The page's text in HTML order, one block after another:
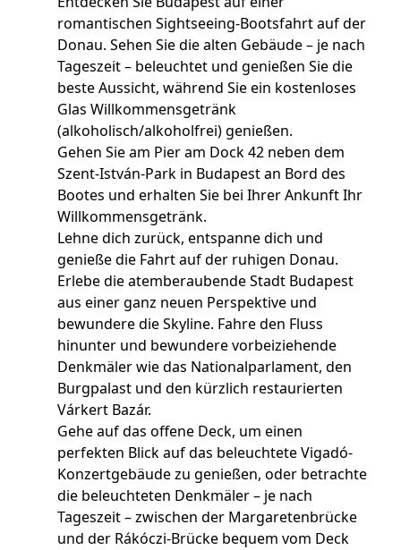
romantischen Sightseeing-Bootsfahrt auf der
Donau. Sehen Sie die alten Gebäude – je nach
Tageszeit – beleuchtet und genießen Sie die
beste Aussicht, während Sie ein kostenloses
Glas Willkommensgetränk
(alkoholisch/alkoholfrei) genießen.
Gehen Sie am Pier am Dock 42 neben dem
Szent-István-Park in Budapest an Bord des
Bootes und erhalten Sie bei Ihrer Ankunft Ihr
Willkommensgetränk.
Lehne dich zurück, entspanne dich und
genieße die Fahrt auf der ruhigen Donau.
Erlebe die atemberaubende Stadt Budapest
aus einer ganz neuen Perspektive und
bewundere die Skyline. Fahre den Fluss
hinunter und bewundere vorbeiziehende
Denkmäler wie das Nationalparlament, den
Burgpalast und den kürzlich restaurierten
Várkert Bazár.
Gehe auf das offene Deck, um einen
perfekten Blick auf das beleuchtete Vigadó-
Konzertgebäude zu genießen, oder betrachte
die beleuchteten Denkmäler – je nach
Tageszeit – zwischen der Margaretenbrücke
und der Rákóczi-Brücke bequem vom Deck